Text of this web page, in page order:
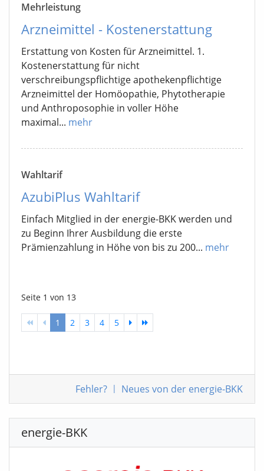
Mehrleistung
Arzneimittel - Kostenerstattung
Erstattung von Kosten für Arzneimittel. 1.
Kostenerstattung für nicht
verschreibungspflichtige apothekenpflichtige
Arzneimittel der Homöopathie, Phytotherapie
und Anthroposophie in voller Höhe
maximal... mehr
Wahltarif
AzubiPlus Wahltarif
Einfach Mitglied in der energie-BKK werden und
zu Beginn Ihrer Ausbildung die erste
Prämienzahlung in Höhe von bis zu 200... mehr
Seite 1 von 13
1 2 3 4 5
Fehler? | Neues von der energie-BKK
energie-BKK